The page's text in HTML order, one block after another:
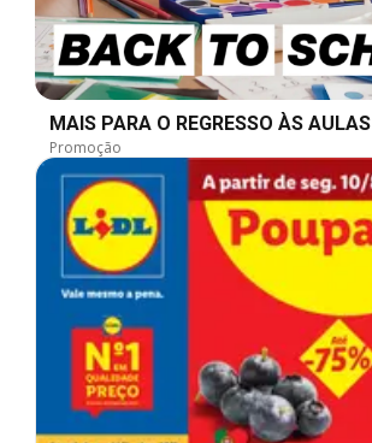
MAIS PARA O REGRESSO ÀS AULAS
Promoção